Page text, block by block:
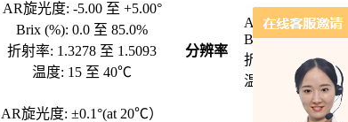
AR旋光度: -5.00 至 +5.00°
Brix (%): 0.0 至 85.0%
折射率: 1.3278 至 1.5093
温度: 15 至 40℃
分辨率
AR旋光度: 0.01°
Brix (%): 0.1%
折射率
: 0.0001
温度
: 0.1℃
AR旋光度: ±0.1°(at 20℃）